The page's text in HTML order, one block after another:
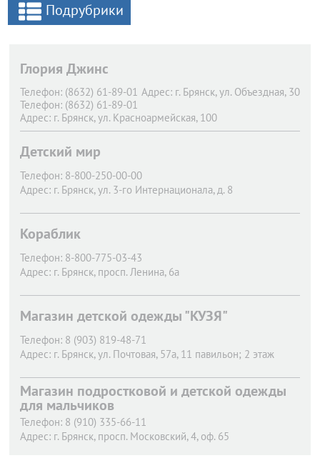
Подрубрики
Глория Джинс
Телефон: (8632) 61-89-01 Адрес: г. Брянск, ул. Объездная, 30
Телефон: (8632) 61-89-01
Адрес: г. Брянск, ул. Красноармейская, 100
Телефон: (8632) 61-89-01
Адрес:
г. Брянск,
Детский мир
Телефон: 8-800-250-00-00
Адрес: г. Брянск, ул. 3-го Интернационала, д. 8
Кораблик
Телефон: 8-800-775-03-43
Адрес: г. Брянск, просп. Ленина, 6а
Магазин детской одежды "КУЗЯ"
Телефон: 8 (903) 819-48-71
Адрес: г. Брянск, ул. Почтовая, 57а​, 11 павильон; 2 этаж
Магазин подростковой и детской одежды
для мальчиков
Телефон: 8 (910) 335-66-11
Адрес: г. Брянск, просп. Московский, 4, оф.​ 65